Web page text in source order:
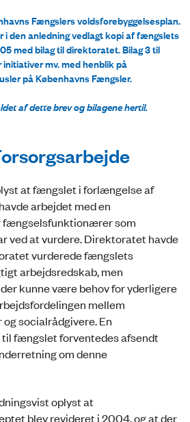
Fængslers voldsforebyggelsesplan.
i den anledning vedlagt kopi af fængslets
med bilag til direktoratet. Bilag 3 til
mv. med henblik på
på Københavns Fængsler.
af dette brev og bilagene hertil.
at fængslet i forlængelse af
arbejdet med en
fængselsfunktionærer som
ved at vurdere. Direktoratet havde
vurderede fængslets
arbejdsredskab, men
kunne være behov for yderligere
mellem
socialrådgivere. En
fængslet forventedes afsendt
om denne
oplyst at
blev revideret i 2004, og at der